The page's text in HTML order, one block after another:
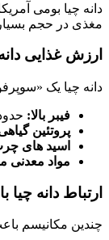
دانه چیا بومی
مغذی در حجم
ارزش غذایی
دانه چیا یک «سوپرفود» واقعی است. هر ۲۸ گرم
فیبر بالا: حدود ۱۱ گرم فیبر که تقریباً ۴۰ درصد از نیاز روزانه بدن را
پروتئین
اسید های چرب
مواد معدنی
ارتباط دانه
چندین مکانیسم